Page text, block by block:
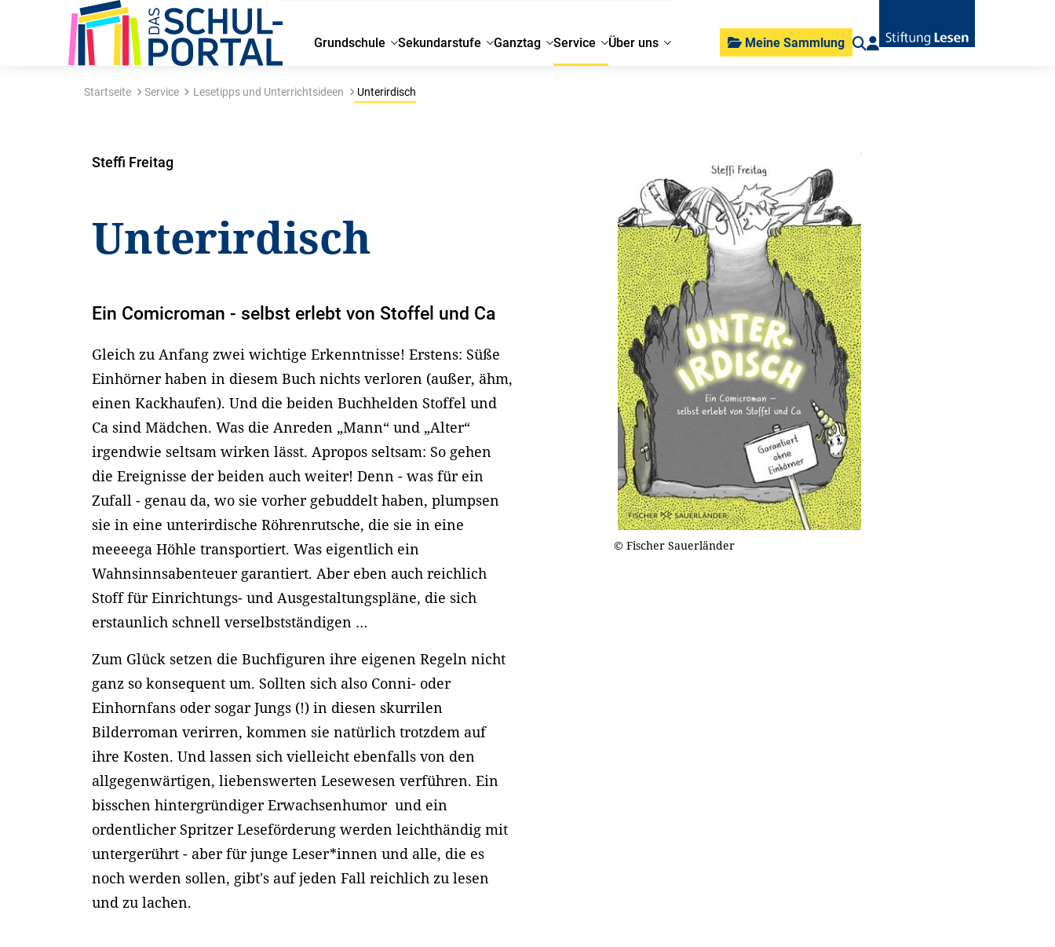
Grundschule Sekundarstufe Ganztag Service Über uns Meine Sammlung
Startseite Service Lesetipps und Unterrichtsideen Unterirdisch
Steffi Freitag
Unterirdisch
Ein Comicroman - selbst erlebt von Stoffel und Ca
Gleich zu Anfang zwei wichtige Erkenntnisse! Erstens: Süße
Einhörner haben in diesem Buch nichts verloren (außer, ähm,
einen Kackhaufen). Und die beiden Buchhelden Stoffel und
Ca sind Mädchen. Was die Anreden „Mann“ und „Alter“
irgendwie seltsam wirken lässt. Apropos seltsam: So gehen
die Ereignisse der beiden auch weiter! Denn - was für ein
Zufall - genau da, wo sie vorher gebuddelt haben, plumpsen
sie in eine unterirdische Röhrenrutsche, die sie in eine
meeeega Höhle transportiert. Was eigentlich ein
Wahnsinnsabenteuer garantiert. Aber eben auch reichlich
Stoff für Einrichtungs- und Ausgestaltungspläne, die sich
erstaunlich schnell verselbstständigen …
Zum Glück setzen die Buchfiguren ihre eigenen Regeln nicht
ganz so konsequent um. Sollten sich also Conni- oder
Einhornfans oder sogar Jungs (!) in diesen skurrilen
Bilderroman verirren, kommen sie natürlich trotzdem auf
ihre Kosten. Und lassen sich vielleicht ebenfalls von den
allgegenwärtigen, liebenswerten Lesewesen verführen. Ein
bisschen hintergründiger Erwachsenhumor und ein
ordentlicher Spritzer Leseförderung werden leichthändig mit
untergerührt - aber für junge Leser*innen und alle, die es
noch werden sollen, gibt's auf jeden Fall reichlich zu lesen
und zu lachen.
© Fischer Sauerländer